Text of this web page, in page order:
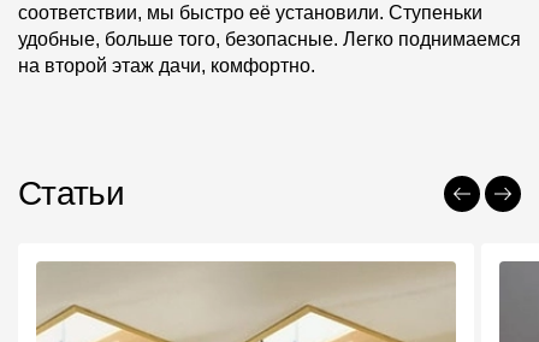
соответствии, мы быстро её установили. Ступеньки
удобные, больше того, безопасные. Легко поднимаемся
на второй этаж дачи, комфортно.
Статьи